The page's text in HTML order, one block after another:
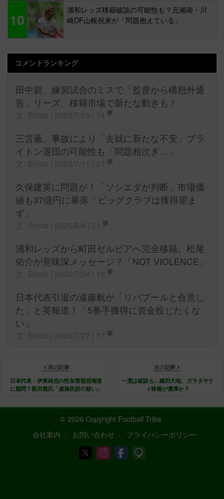
10
浦和レッズ移籍破談の可能性も？元湘南・川
崎DF山根視来が「問題抱えている」
コメントランキング
田中碧、練習試合のミスで「監督から構想外通
告」リーズ、移籍市場で新たな動きも！
三笘薫、事故により「去就に新たな不安」ブラ
イトン退団の可能性も「問題相次ぎ…」
久保建英に問題が！「ソシエダが判断」市場価
値も37億円に暴落「ビッグクラブは獲得望ま
ず」
浦和レッズから町田ゼルビアへ完全移籍。松尾
佑介が意味深メッセージ？「NOT VIOLENCE」
日本代表引退の遠藤航が「リバプールと合意し
た」と英報道！「5番手獲得に資金投じたくな
い」
前の記事
日本代表・伊東純也の性加害疑惑報道
に疑問？新田龍氏「虚偽告訴の疑い」
次の記事
一度は破談も…鎌田大地、ガラタサラ
イ移籍が濃厚か？
© 2026 Copyright Football Tribe
会社案内
お問い合わせ プライバシーポリシー